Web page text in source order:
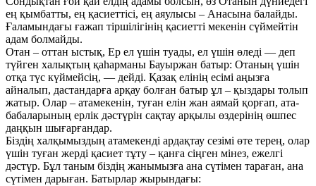
ең қымбатты, ең қасиеттісі, ең аяулысы – Анасына балайды.
Ғаламындағы ғажап тіршілігінің қасиетті мекенін сүймейтін
адам болмайды.
Отан – оттан ыстық, Ер ел үшін туады, ел үшін өледі — деп
түйген халықтың қаһарманы Бауыржан батыр: Отаның үшін
отқа түс күймейсің, — дейді. Қазақ елінің есімі аңызға
айналып, дастандарға арқау болған батыр ұл – қыздары толып
жатыр. Олар – атамекенін, туған елін жан аямай қорғап, ата-
бабаларының ерлік дәстүрін сақтау арқылы өздерінің өшпес
даңқын шығарғандар.
Біздің халқымыздың атамекенді ардақтау сезімі өте терең, олар
үшін туған жерді қасиет тұту – қанға сіңген мінез, ежелгі
дәстүр. Бұл таным біздің жанымызға ана сүтімен тараған, ана
сүтімен дарыған. Батырлар жырындағы: